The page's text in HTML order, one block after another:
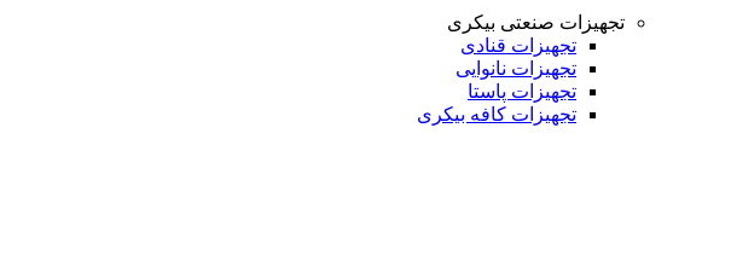
تجهیزات صنعتی بیکری
تجهیزات قنادی
تجهیزات نانوایی
تجهیزات پاستا
تجهیزات کافه بیکری